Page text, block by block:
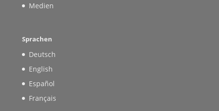
Medien
Sprachen
Deutsch
English
Español
Français